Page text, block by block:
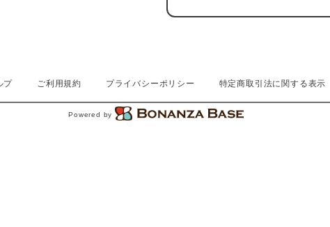
プ ご利用規約 プライバシーポリシー 特定商取引法に関する表示
Powered by